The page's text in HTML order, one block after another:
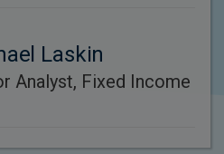
Laskin
Analyst, Fixed Income